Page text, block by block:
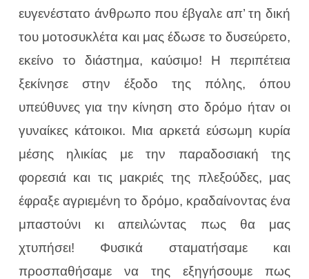
ευγενέστατο άνθρωπο που έβγαλε απ’ τη δική
του μοτοσυκλέτα και μας έδωσε το δυσεύρετο,
εκείνο το διάστημα, καύσιμο! Η περιπέτεια
ξεκίνησε στην έξοδο της πόλης, όπου
υπεύθυνες για την κίνηση στο δρόμο ήταν οι
γυναίκες κάτοικοι. Μια αρκετά εύσωμη κυρία
μέσης ηλικίας με την παραδοσιακή της
φορεσιά και τις μακριές της πλεξούδες, μας
έφραξε αγριεμένη το δρόμο, κραδαίνοντας ένα
μπαστούνι κι απειλώντας πως θα μας
χτυπήσει! Φυσικά σταματήσαμε και
προσπαθήσαμε να της εξηγήσουμε πως